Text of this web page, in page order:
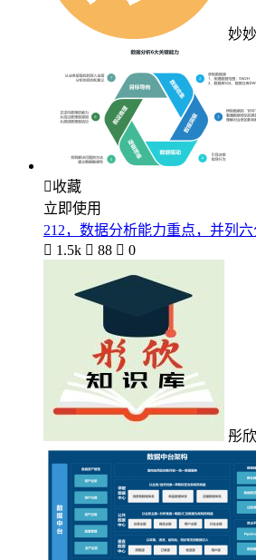
妙
收藏
立即使用
212，数据分析能力重点，并列
 1.5k  88  0
彤